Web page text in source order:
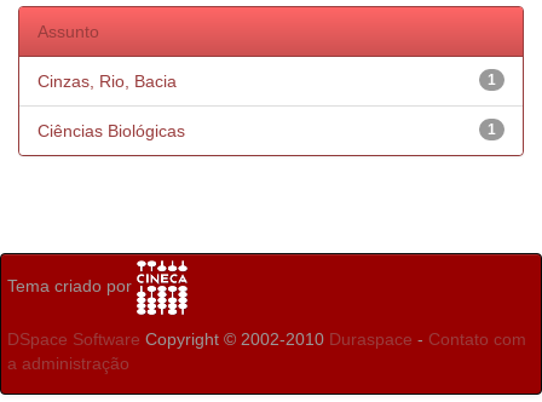
Assunto
1
Cinzas, Rio, Bacia
1
Ciências Biológicas
Tema criado por
DSpace Software Copyright © 2002-2010 Duraspace - Contato com
a administração